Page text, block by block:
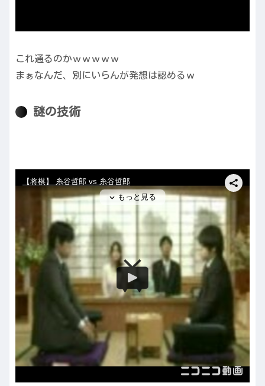
これ通るのかｗｗｗｗｗ
まぁなんだ、別にいらんが発想は認めるｗ
謎の技術